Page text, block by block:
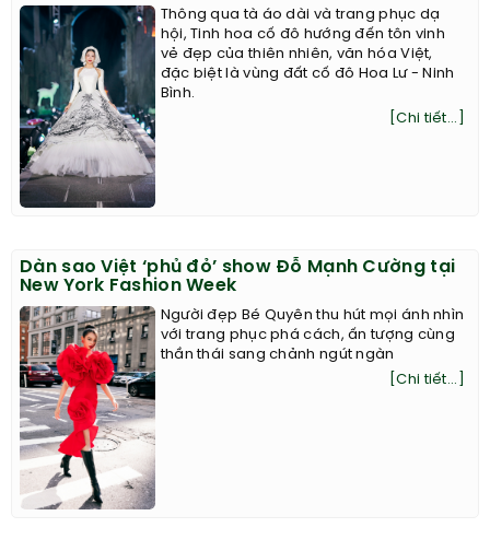
Thông qua tà áo dài và trang phục dạ
hội, Tinh hoa cố đô hướng đến tôn vinh
vẻ đẹp của thiên nhiên, văn hóa Việt,
đặc biệt là vùng đất cố đô Hoa Lư - Ninh
Bình.
[Chi tiết...]
Dàn sao Việt ‘phủ đỏ’ show Đỗ Mạnh Cường tại
New York Fashion Week
Người đẹp Bé Quyên thu hút mọi ánh nhìn
với trang phục phá cách, ấn tượng cùng
thần thái sang chảnh ngút ngàn
[Chi tiết...]